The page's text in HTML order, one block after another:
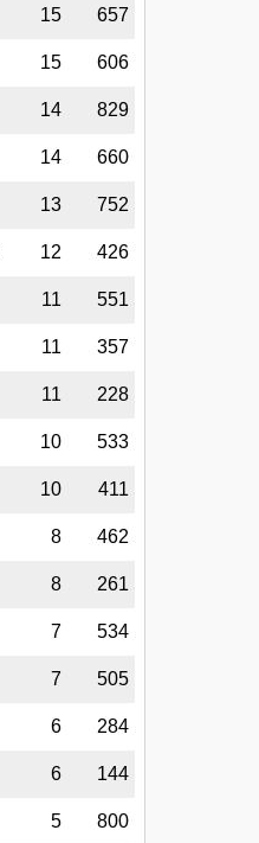
15 657
15 606
14 829
14 660
13 752
12 426
11 551
11 357
11 228
10 533
10 411
8 462
8 261
7 534
7 505
6 284
6 144
5 800